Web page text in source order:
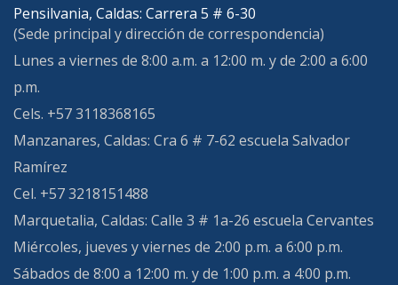
Pensilvania, Caldas: Carrera 5 # 6-30
(Sede principal y dirección de correspondencia)
Lunes a viernes de 8:00 a.m. a 12:00 m. y de 2:00 a 6:00
p.m.
Cels. +57 3118368165
Manzanares, Caldas: Cra 6 # 7-62 escuela Salvador
Ramírez
Cel. +57 3218151488
Marquetalia, Caldas: Calle 3 # 1a-26 escuela Cervantes
Miércoles, jueves y viernes de 2:00 p.m. a 6:00 p.m.
Sábados de 8:00 a 12:00 m. y de 1:00 p.m. a 4:00 p.m.